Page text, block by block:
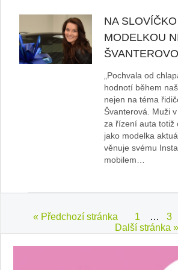
NA
MODELKOU
„Pochvala od
hodnotí během
nejen na téma
Švanterová. Muži
za řízení auta totiž
jako modelka
věnuje svému
mobilem…
« Předchozí stránka 1 … 3
Další stránka »